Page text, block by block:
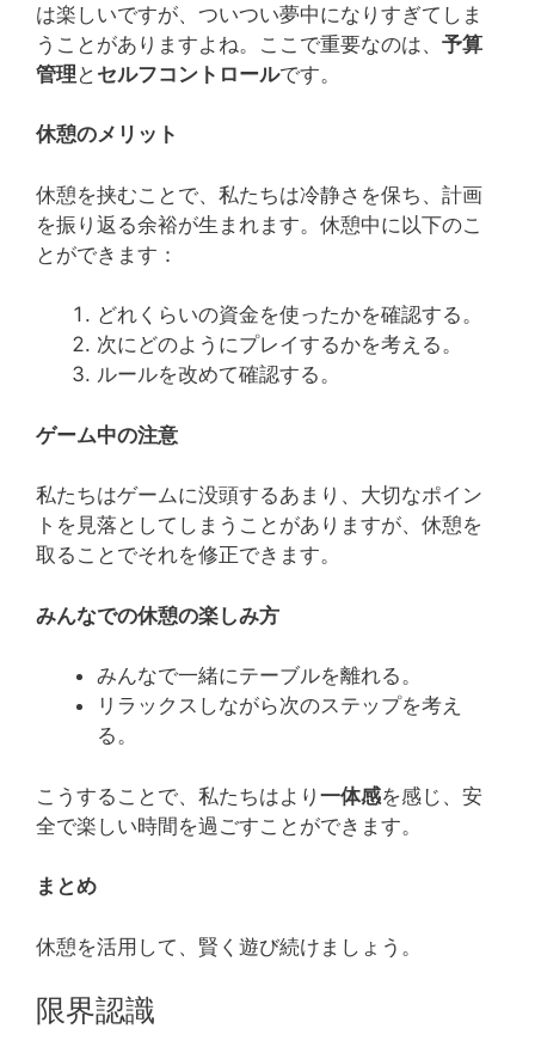
は楽しいですが、ついつい夢中になりすぎてしま
うことがありますよね。ここで重要なのは、 予算
管理 と セルフコントロールです。
休憩のメリット
休憩を挟むことで、私たちは冷静さを保ち、計画
を振り返る余裕が生まれます。休憩中に以下のこ
とができます：
どれくらいの資金を使ったかを確認する。
次にどのようにプレイするかを考える。
ルールを改めて確認する。
ゲーム中の注意
私たちはゲームに没頭するあまり、大切なポイン
トを見落としてしまうことがありますが、休憩を
取ることでそれを修正できます。
みんなでの休憩の楽しみ方
みんなで一緒にテーブルを離れる。
リラックスしながら次のステップを考え
る。
こうすることで、私たちはより 一体感を感じ、安
全で楽しい時間を過ごすことができます。
まとめ
休憩を活用して、賢く遊び続けましょう。
限界認識